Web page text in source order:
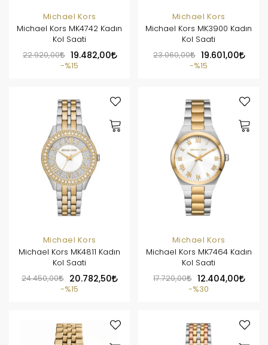
Michael Kors
Michael Kors MK4742 Kadın
Kol Saati
22.920,00
19.482,00
%15
Michael Kors
Michael Kors MK3900 Kadın
Kol Saati
23.060,00
19.601,00
%15
Michael Kors
Michael Kors MK4811 Kadın
Kol Saati
24.450,00
20.782,50
%15
Michael Kors
Michael Kors MK7464 Kadın
Kol Saati
17.720,00
12.404,00
%30